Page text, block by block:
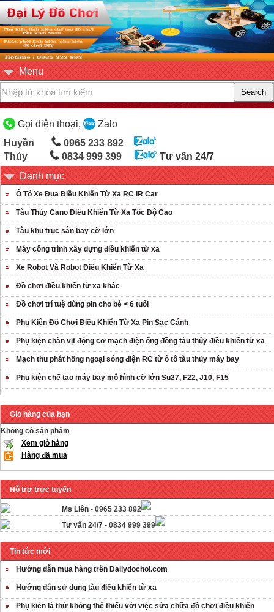
Menu
Gọi điện thoại,
Zalo
Huyền
0965 233 892
Thủy
0834 999 399
Tư vấn 24/7
Danh mục
Ô Tô Xe Đua Điều Khiển Từ Xa RC IR Car
Tàu Thủy Cano Điều Khiển Từ Xa Tốc Độ Cao
Tàu khu trục sân bay cỡ lớn
Máy công trình xây dựng điều khiển từ xa
Xe Robot Và Robot Điều Khiển Từ Xa
Đồ chơi điều khiển từ xa khác
Đồ chơi trí tuệ dùng pin cho bé < 6 tuổi
Phụ Kiện Đồ Chơi Điều Khiển Từ Xa Pin Sạc Cánh
Phụ kiện chân vịt động cơ mạch điện ống đồng tàu thủy điều khiển từ xa
Mạch thu phát hồng ngoại sóng điện RC từ ô tô tàu thủy máy bay
Phụ kiện chế tạo máy bay mô hình cỡ lớn Su27, F22, J10, F15
Giỏ hàng của bạn
Không có sản phẩm
Xem giỏ hàng
Hàng đã mua
Hỗ trợ trực tuyến
Ms Liên - 0965 233 892
Tư vấn 24/7 - 0834 999 399
Tin tức mới
Hướng dẫn mua hàng trên Dailydochoi.com
Hướng dẫn sử dụng tàu điều khiển từ xa
Phụ kiên là thứ không thể thiếu với việc sửa chữa đồ chơi điều khiển